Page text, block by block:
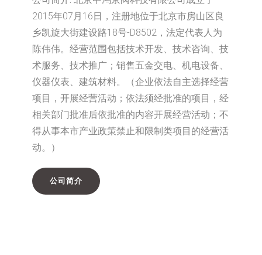
2015年07月16日，注册地位于北京市房山区良
乡凯旋大街建设路18号-D8502，法定代表人为
陈伟伟。经营范围包括技术开发、技术咨询、技
术服务、技术推广；销售五金交电、机电设备、
仪器仪表、建筑材料。（企业依法自主选择经营
项目，开展经营活动；依法须经批准的项目，经
相关部门批准后依批准的内容开展经营活动；不
得从事本市产业政策禁止和限制类项目的经营活
动。）
公司简介